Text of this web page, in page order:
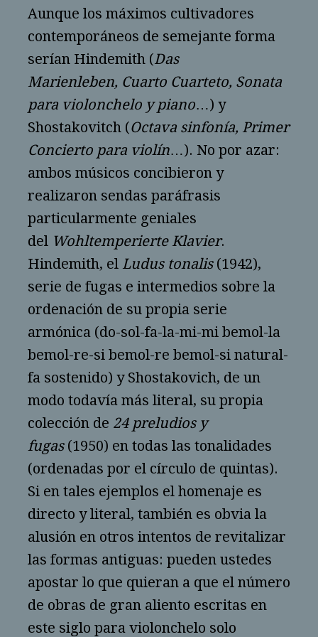
Aunque los máximos cultivadores
contemporáneos de semejante forma
serían Hindemith (Das
Marienleben, Cuarto Cuarteto, Sonata
para violonchelo y piano…) y
Shostakovitch (Octava sinfonía, Primer
Concierto para violín…). No por azar:
ambos músicos concibieron y
realizaron sendas paráfrasis
particularmente geniales
del Wohltemperierte Klavier.
Hindemith, el Ludus tonalis(1942),
serie de fugas e intermedios sobre la
ordenación de su propia serie
armónica (do-sol-fa-la-mi-mi bemol-la
bemol-re-si bemol-re bemol-si natural-
fa sostenido) y Shostakovich, de un
modo todavía más literal, su propia
colección de 24 preludios y
fugas(1950) en todas las tonalidades
(ordenadas por el círculo de quintas).
Si en tales ejemplos el homenaje es
directo y literal, también es obvia la
alusión en otros intentos de revitalizar
las formas antiguas: pueden ustedes
apostar lo que quieran a que el número
de obras de gran aliento escritas en
este siglo para violonchelo solo